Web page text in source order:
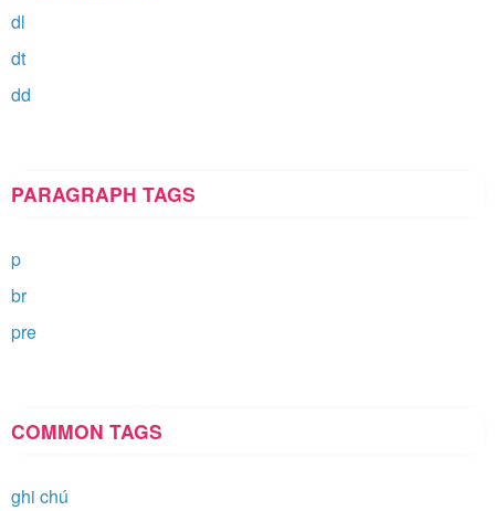
dl
dt
dd
PARAGRAPH TAGS
p
br
pre
COMMON TAGS
ghi chú